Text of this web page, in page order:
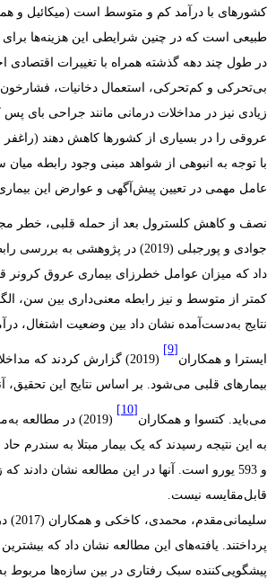
کشورهای با درآمد کم و متوسط است (میکائیل و
طبیعی است که در چنین شرایطی این هزینه‌ها برای
در طول چند دهه گذشته همراه با تغییرات اقتصادی
بی‌تحرکی و کم‌تحرکی، استعمال دخانیات، فشارخون
زیادی نیز در مداخلات درمانی مانند جراحی بای‌ پس
عروقی را در بسیاری از کشورها کاهش دهند (راغفر
با توجه به انبوهی از شواهد مبنی وجود رابطه
عامل مهمی در تعیین پیش‌آگهی و عوارض این
نصف و کاهش کلسترول بعد از حمله قلبی، خطر مجدد آن را تا 35 درصد کاهش می‌دهد
جوادی و پورجبلی (2019) در پژوهشی به
بررسی
داد که میزان عوامل خطرزای بیماری عروق کرونر
کمتر از متوسط و نیز رابطه معنی‌داری بین سن،
نتایج به‌دست‌آمده نشان داد بین وضعیت اشتغال،
ایسترا و همکاران
[9]
بیمارهای قلبی می‌شود. بر اساس نتایج این تحقیق،
می‌باید. کتسوا و همکاران
[10]
(2019) در
و 593 یورو است. آنها در این مطالعه نشان
قابل‌مقایسه نیست.
پرداختند. یافته‌های این مطالعه نشان داد که
پیشگویی‌کننده سبک رفتاری در بین سازه‌ها مربوط به فعالیت فیزیکی با